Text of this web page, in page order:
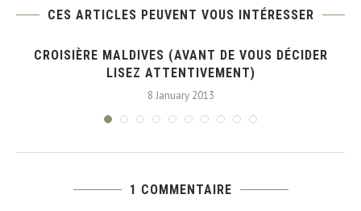
CES ARTICLES PEUVENT VOUS INTÉRESSER
CROISIÈRE MALDIVES (AVANT DE VOUS DÉCIDER
LISEZ ATTENTIVEMENT)
8 January 2013
1 COMMENTAIRE